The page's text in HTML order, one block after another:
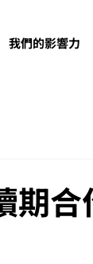
我們的影響力
期